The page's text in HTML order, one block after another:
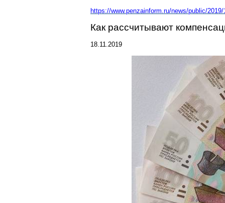
https://www.penzainform.ru/news/public/
Как рассчитывают
18.11.2019